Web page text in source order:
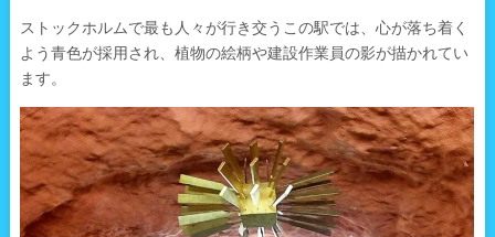
ストックホルムで最も人々が行き交うこの駅では、心が落ち着く
よう青色が採用され、植物の絵柄や建設作業員の影が描かれてい
ます。